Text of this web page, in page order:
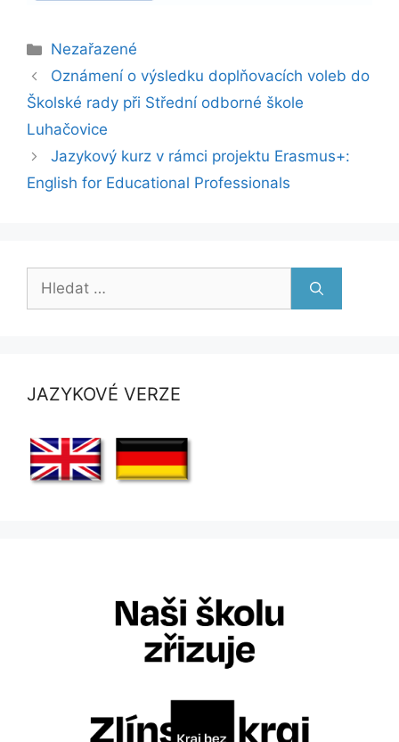
Rubriky
Nezařazené
Oznámení o výsledku doplňovacích voleb do
Školské rady při Střední odborné škole
Luhačovice
Jazykový kurz v rámci projektu Erasmus+:
English for Educational Professionals
Hledat:
JAZYKOVÉ VERZE